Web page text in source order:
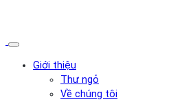
Giới thiệu
Thư ngỏ
Về chúng tôi